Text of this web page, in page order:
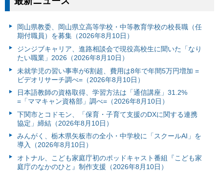
岡山県教委、岡山県立高等学校・中等教育学校の校長職（任
期付職員）を募集（2026年8月10日）
ジンジブキャリア、進路相談会で現役高校生に聞いた「なり
たい職業」2026（2026年8月10日）
未就学児の習い事率が6割超、費用は8年で年間5万円増加 =
ビデオリサーチ調べ=（2026年8月10日）
日本語教師の資格取得、学習方法は「通信講座」31.2%
=「ママキャン資格部」調べ=（2026年8月10日）
下関市とコドモン、「保育・子育て支援のDXに関する連携
協定」締結（2026年8月10日）
みんがく、栃木県矢板市の全小・中学校に「スクールAI」を
導入（2026年8月10日）
オトナル、こども家庭庁初のポッドキャスト番組『こども家
庭庁のなかのひと』制作支援（2026年8月10日）